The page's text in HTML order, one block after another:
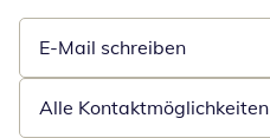
E-Mail schreiben
Öffnet E-Mail-Client
Alle Kontaktmöglichkeiten